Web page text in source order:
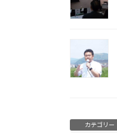
カテゴリー